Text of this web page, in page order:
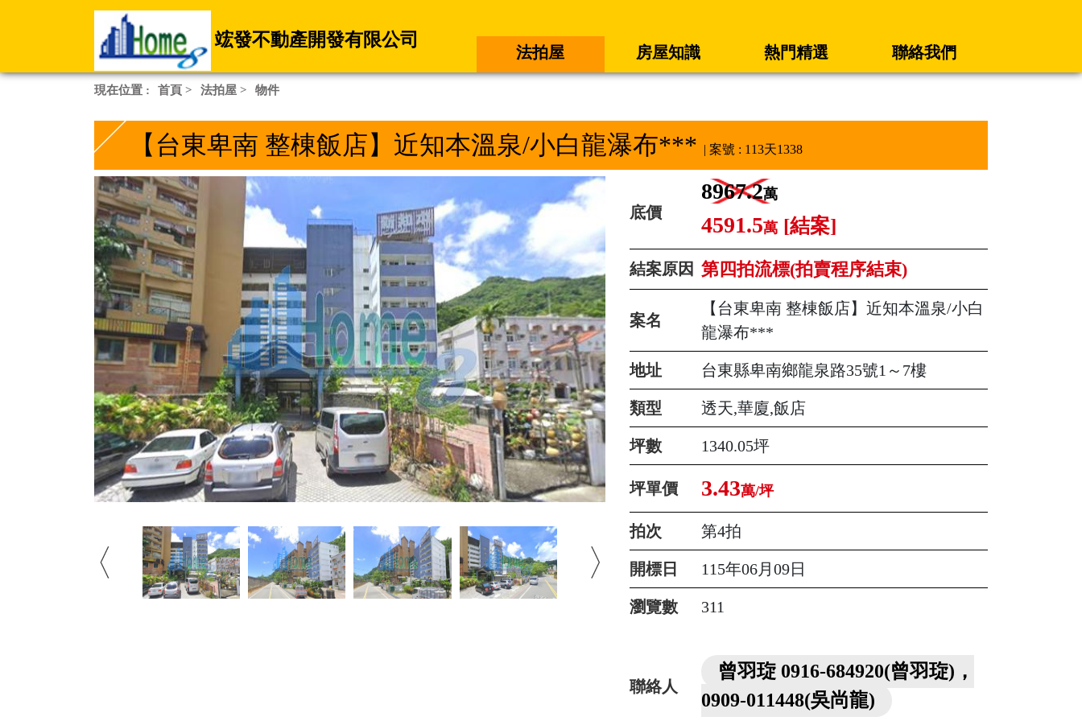
竤發不動產開發有限公司
法拍屋 房屋知識 熱門精選 聯絡我們
現在位置 : 首頁 > 法拍屋 > 物件
【台東卑南 整棟飯店】近知本溫泉/小白龍瀑布*** | 案號 : 113天1338
底價
8967.2萬
4591.5萬 [結案]
結案原因 第四拍流標(拍賣程序結束)
案名
【台東卑南 整棟飯店】近知本溫泉/小白
龍瀑布***
地址 台東縣卑南鄉龍泉路35號1～7樓
類型 透天,華廈,飯店
坪數 1340.05坪
坪單價 3.43萬/坪
拍次 第4拍
開標日 115年06月09日
瀏覽數 311
聯絡人
曾羽琁 0916-684920(曾羽琁)，
0909-011448(吳尚龍)